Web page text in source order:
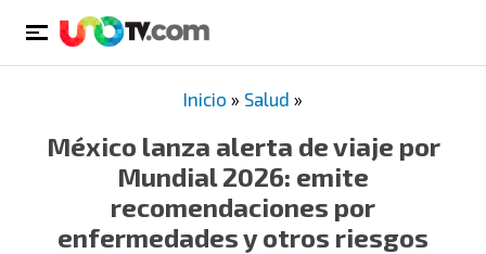
Inicio » Salud »
México lanza alerta de viaje por
Mundial 2026: emite
recomendaciones por
enfermedades y otros riesgos